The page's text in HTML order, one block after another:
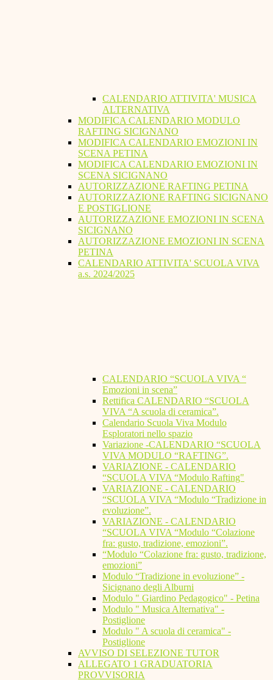
CALENDARIO ATTIVITA' MUSICA
ALTERNATIVA
MODIFICA CALENDARIO MODULO
RAFTING SICIGNANO
MODIFICA CALENDARIO EMOZIONI IN
SCENA PETINA
MODIFICA CALENDARIO EMOZIONI IN
SCENA SICIGNANO
AUTORIZZAZIONE RAFTING PETINA
AUTORIZZAZIONE RAFTING SICIGNANO
E POSTIGLIONE
AUTORIZZAZIONE EMOZIONI IN SCENA
SICIGNANO
AUTORIZZAZIONE EMOZIONI IN SCENA
PETINA
CALENDARIO ATTIVITA' SCUOLA VIVA
a.s. 2024/2025
CALENDARIO “SCUOLA VIVA “
Emozioni in scena”
Rettifica CALENDARIO “SCUOLA
VIVA “A scuola di ceramica”.
Calendario Scuola Viva Modulo
Esploratori nello spazio
Variazione -CALENDARIO “SCUOLA
VIVA MODULO “RAFTING”.
VARIAZIONE - CALENDARIO
“SCUOLA VIVA “Modulo Rafting"
VARIAZIONE - CALENDARIO
“SCUOLA VIVA “Modulo “Tradizione in
evoluzione”.
VARIAZIONE - CALENDARIO
“SCUOLA VIVA “Modulo “Colazione
fra: gusto, tradizione, emozioni”.
“Modulo “Colazione fra: gusto, tradizione,
emozioni”
Modulo “Tradizione in evoluzione” -
Sicignano degli Alburni
Modulo " Giardino Pedagogico" - Petina
Modulo " Musica Alternativa" -
Postiglione
Modulo " A scuola di ceramica" -
Postiglione
AVVISO DI SELEZIONE TUTOR
ALLEGATO 1 GRADUATORIA
PROVVISORIA